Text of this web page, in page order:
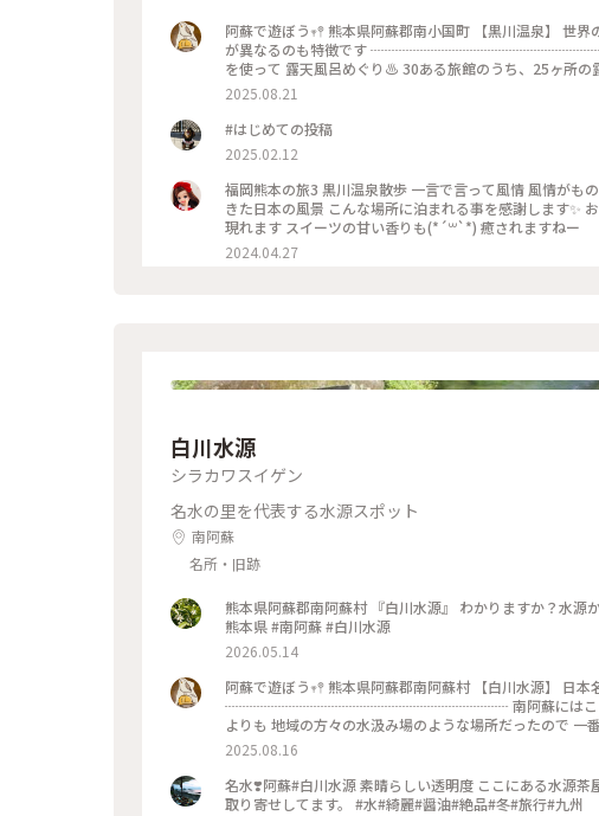
阿蘇で遊ぼう‪‪𖥧𖤣 熊本県阿蘇郡南小国町 【黒川温泉】 世界の10種類の泉質のうち7種類がある温泉郷 宿によって泉質
が異なるのも特徴です
を使って 露天風呂めぐり♨️ 30ある旅館のうち、25ヶ所
館のスタンプを 手形に押してもらうシステムです🐾‪ * パンフレットより ｢肌が強い方のすべすべ肌湯めぐり｣ に挑戦
しました ①硫酸塩泉 ②硫黄泉 ③単純弱酸性泉の順で入浴
明館 宿の主人が自らの手で掘ったと言われる ｢洞窟風呂｣
って色が変化する不思議な硫黄泉 私が入浴した時は水色
呂）が特徴 つかれないほど熱い源泉のため注意 女風呂
名湯 #黒川温泉 #黒川温泉露天風呂めぐり #新明館 #旅館
2025.08.21
#はじめての投稿
2025.02.12
福岡熊本の旅3 黒川温泉散歩 一言で言って風情 風情がも
きた日本の風景 こんな場所に泊まれる事を感謝します✨
現れます スイーツの甘い香りも(*´꒳`*) 癒されますねー
2024.04.27
白川水源
シラカワスイゲン
名水の里を代表する水源スポット
南阿蘇
名所・旧跡
熊本県阿蘇郡南阿蘇村 『白川水源』 わかりますか？水
熊本県 #南阿蘇 #白川水源
2026.05.14
阿蘇で遊ぼう‪‪𖥧𖤣 熊本県阿蘇郡南阿蘇村 【白川水源】 日本名水百選のひとつ 毎分60トンもの水が湧き出る水源地です
┈┈┈┈┈┈┈┈┈┈┈┈┈┈┈┈┈┈┈┈ 南阿蘇にはここを含
よりも 地域の方々の水汲み場のような場所だったので
売されているので 観光で訪れても水を汲むことができま
蘇鉄道の停車駅もあるので ゆったり過ごすことができま
湧水 #南阿蘇湧水群
2025.08.16
名水❣️阿蘇#白川水源 素晴らしい透明度 ここにある水源
取り寄せしてます。 #水#綺麗#醤油#絶品#冬#旅行#九州